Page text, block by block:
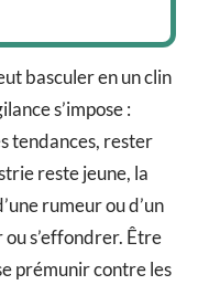
basculer en un clin
s’impose :
tendances, rester
reste jeune, la
rumeur ou d’un
s’effondrer. Être
prémunir contre les